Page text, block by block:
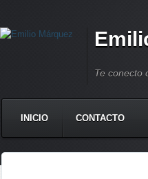
Te conecto
INICIO CONTACTO